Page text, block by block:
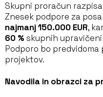
Skupni proračun
Znesek podpore za
najmanj150.000 EUR,
60 % skupnih
Podporo bo predvidoma
projektov.
Navodila in obrazci za